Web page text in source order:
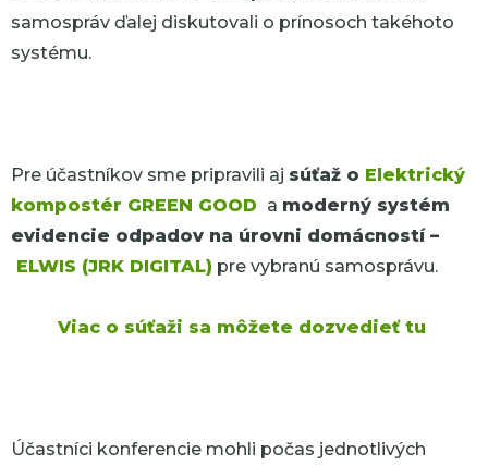
samospráv ďalej diskutovali o prínosoch takéhoto
systému.
Pre účastníkov sme pripravili aj súťaž o Elektrický
kompostér GREEN GOOD a moderný systém
evidencie odpadov na úrovni domácností –
ELWIS (JRK DIGITAL) pre vybranú samosprávu.
Viac o súťaži sa môžete dozvedieť tu
Účastníci konferencie mohli počas jednotlivých